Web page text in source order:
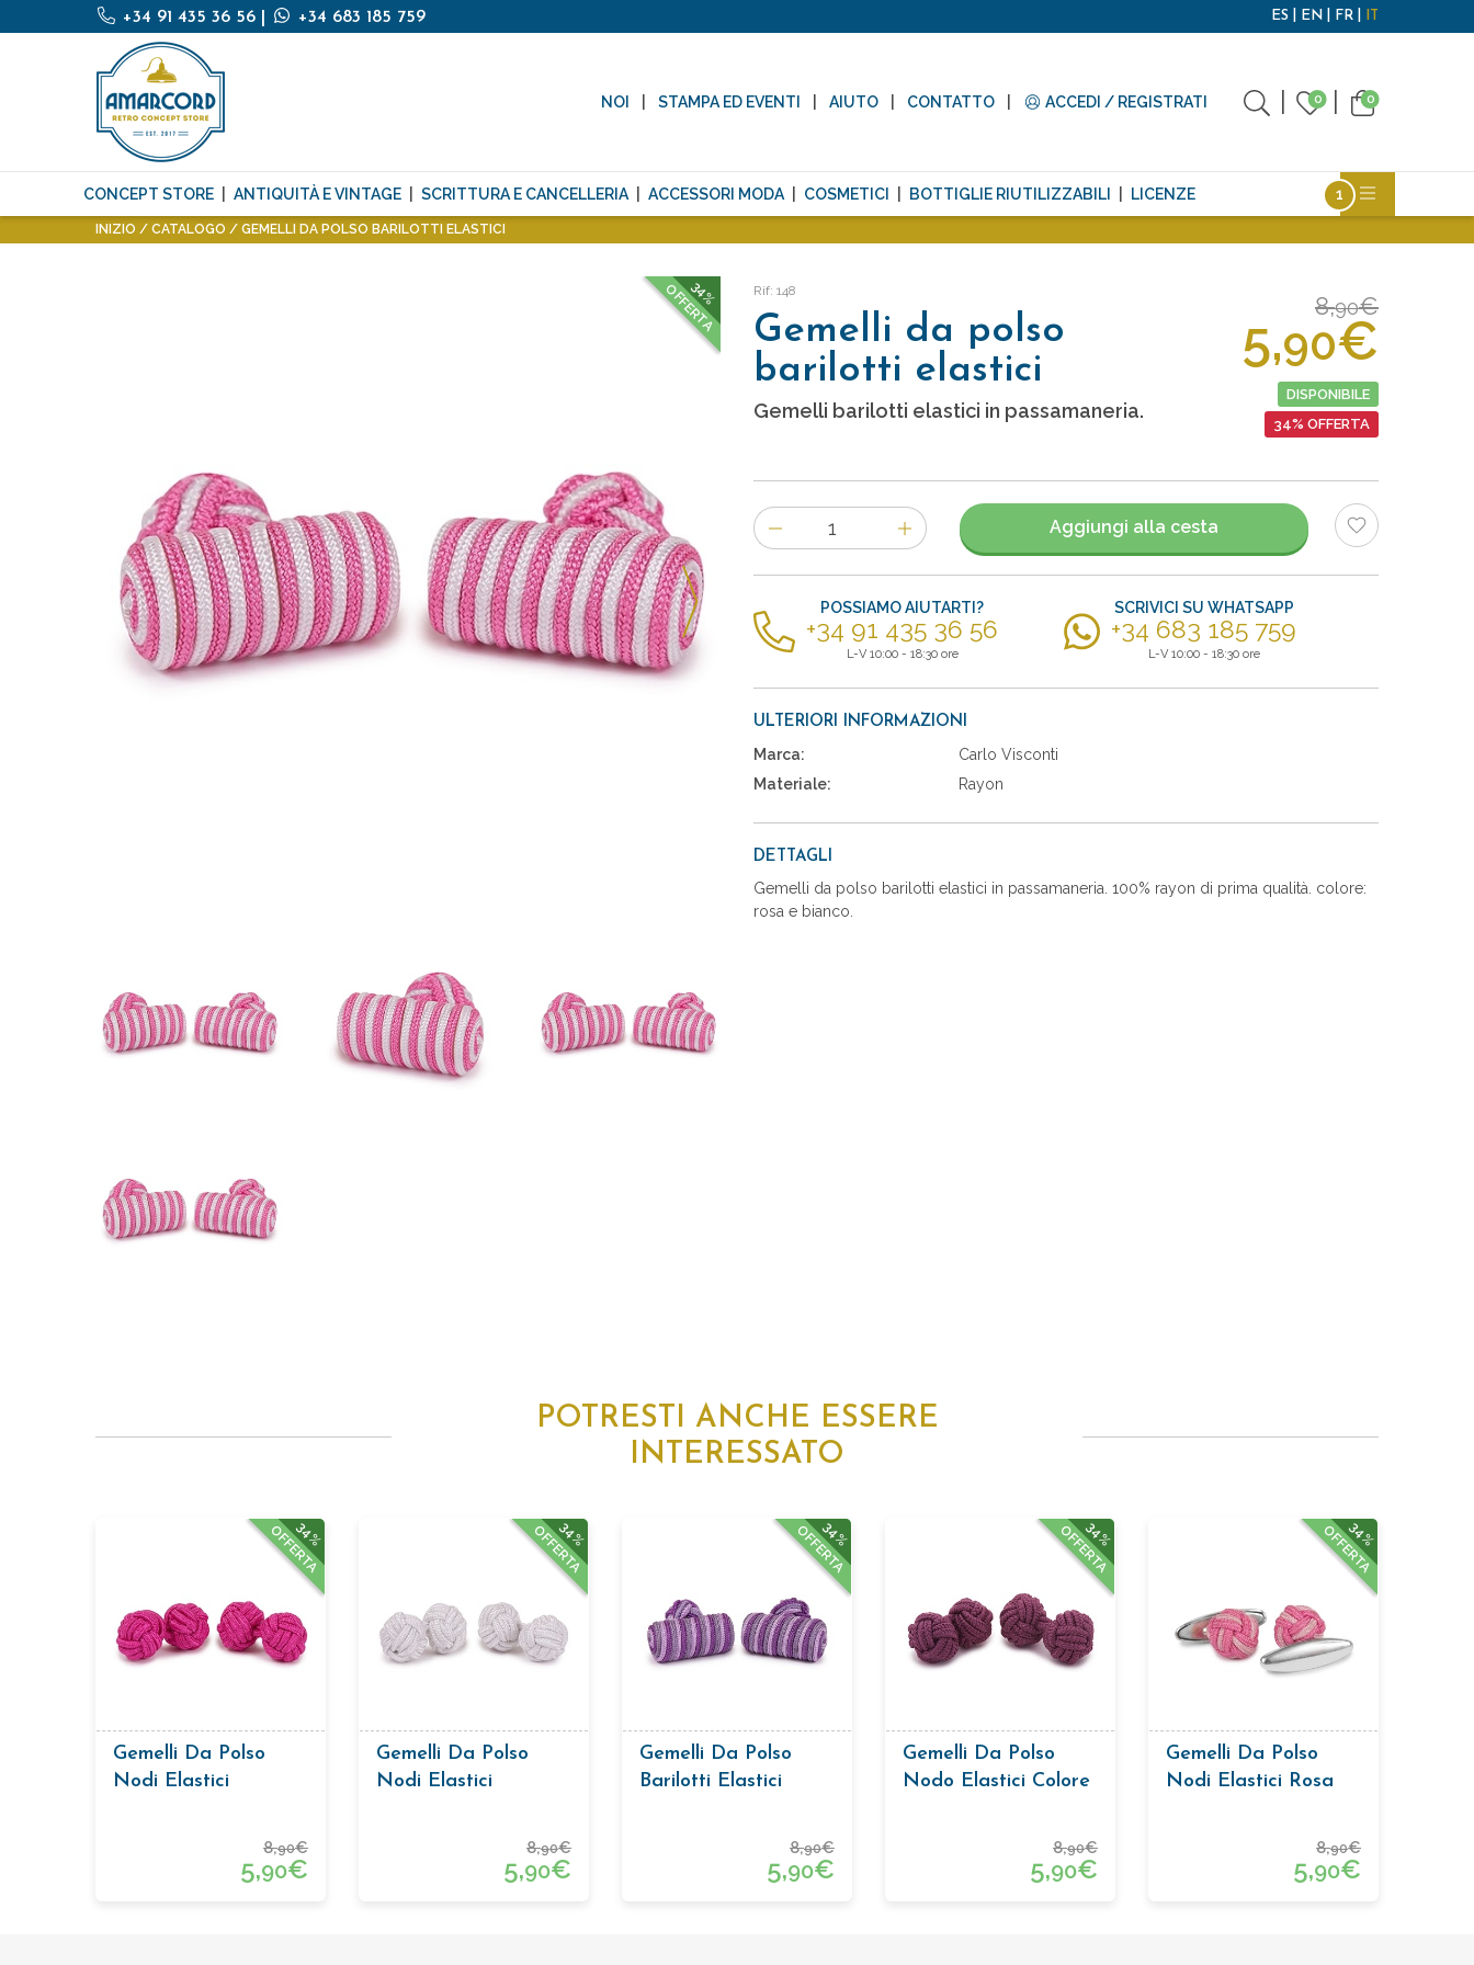
+34 91 435 36 56 +34 683 185 759 ES EN FR IT
NOI STAMPA ED EVENTI AIUTO CONTATTO ACCEDI / REGISTRATI 0 0
CONCEPT STORE ANTIQUITÀ E VINTAGE SCRITTURA E CANCELLERIA ACCESSORI MODA COSMETICI BOTTIGLIE RIUTILIZZABILI LICENZE
INIZIO CATALOGO GEMELLI DA POLSO BARILOTTI ELASTICI
34%
OFFERTA Rif: 148
Gemelli da polso
barilotti elastici
Gemelli barilotti elastici in passamaneria.
8,90€
5,90€
DISPONIBILE
34% OFFERTA
Numero
di
articoli
Aggiungi alla cesta
POSSIAMO AIUTARTI?
+34 91 435 36 56
L-V 10:00 - 18:30 ore
SCRIVICI SU WHATSAPP
+34 683 185 759
L-V 10:00 - 18:30 ore
ULTERIORI INFORMAZIONI
Marca:
Carlo Visconti
Materiale:
Rayon
DETTAGLI
Gemelli da polso barilotti elastici in passamaneria. 100% rayon di prima qualità. colore:
rosa e bianco.
POTRESTI ANCHE ESSERE
INTERESSATO
34%
OFFERTA
Gemelli Da Polso
Nodi Elastici
8,90€
5,90€
34%
OFFERTA
Gemelli Da Polso
Nodi Elastici
8,90€
5,90€
34%
OFFERTA
Gemelli Da Polso
Barilotti Elastici
8,90€
5,90€
34%
OFFERTA
Gemelli Da Polso
Nodo Elastici Colore
8,90€
5,90€
34%
OFFERTA
Gemelli Da Polso
Nodi Elastici Rosa
8,90€
5,90€